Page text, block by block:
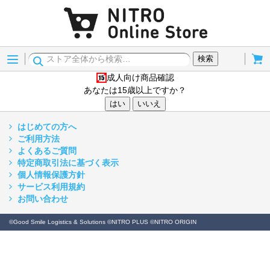
Menu
検索
15歳以上
成人向け商品確認
あなたは15歳以上ですか？
はい いいえ
はじめての方へ
ご利用方法
よくあるご質問
特定商取引法に基づく表示
個人情報保護方針
サービス利用規約
お問い合わせ
©Good Smile Logistics & Solutions ©NITRO PLUS ©NITRO ORIGIN